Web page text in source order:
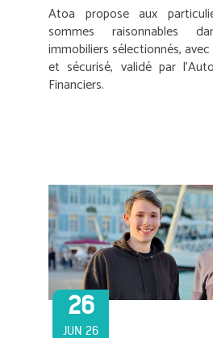
Atoa propose aux
sommes raisonnables
immobiliers sélectionnés,
et sécurisé, validé par
Financiers.
26
JUN 26